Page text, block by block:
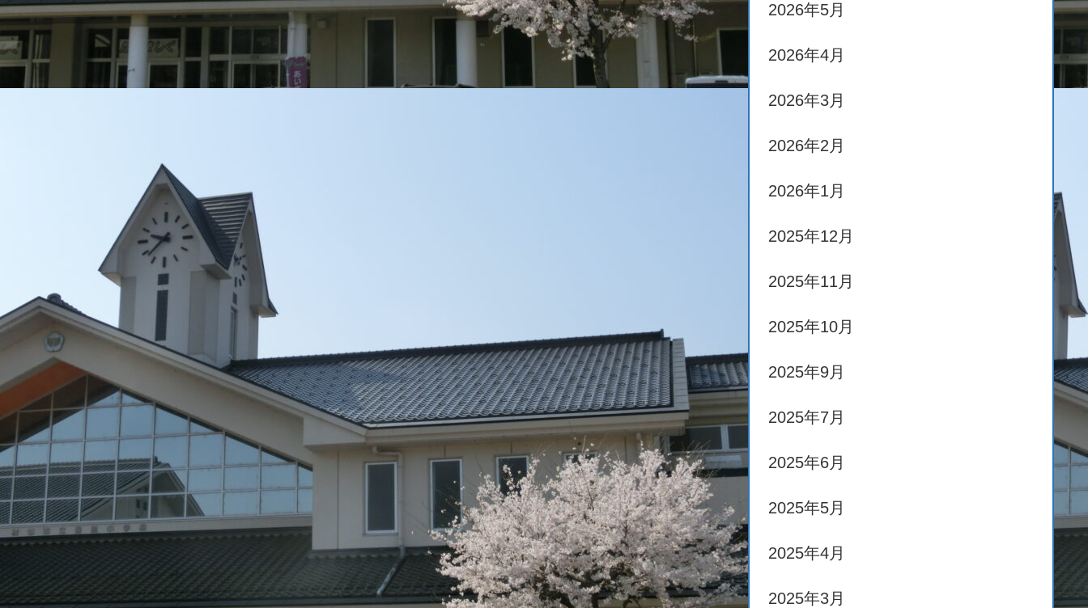
2026年5月
2026年4月
2026年3月
2026年2月
2026年1月
2025年12月
2025年11月
2025年10月
2025年9月
2025年7月
2025年6月
2025年5月
2025年4月
2025年3月